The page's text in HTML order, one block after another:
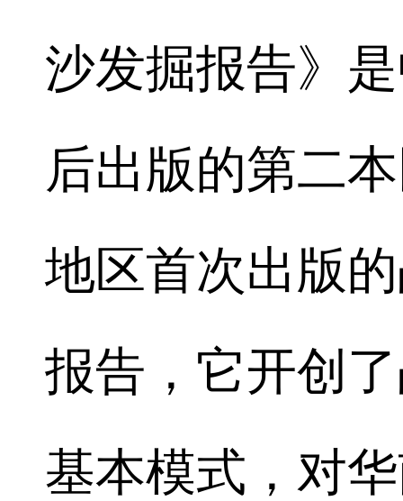
沙发掘报告》
后出版的第二
地区首次出版
报告，它开创
基本模式，对